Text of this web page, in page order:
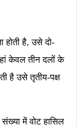
होती है, उसे दो-
केवल तीन दलों के
है उसे तृतीय-पक्ष
संख्या में वोट हासिल